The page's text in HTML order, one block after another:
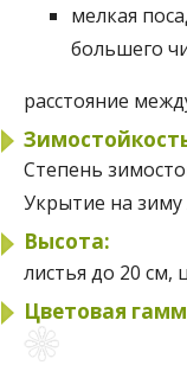
мелкая
большего
расстояние
Степень
Укрытие на зиму
Высота:
листья до 20 см,
Цветовая